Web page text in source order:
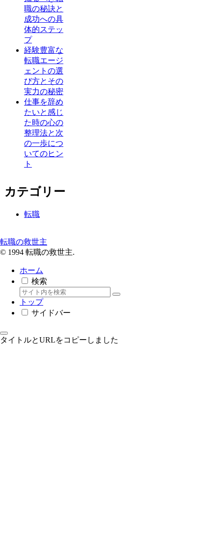
職の秘訣と
成功への具
体的ステッ
プ
経験豊富な
転職エージ
ェントの選
び方とその
実力の秘密
仕事を辞め
たいと感じ
た時の心の
整理法と次
の一歩につ
いてのヒン
ト
カテゴリー
転職
転職の救世主
© 1994 転職の救世主.
ホーム
検索
トップ
サイドバー
タイトルとURLをコピーしました